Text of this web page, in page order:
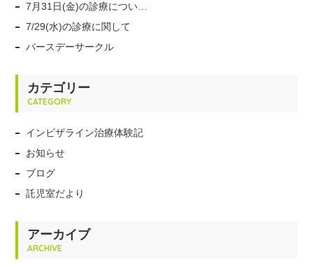
7月31日(金)の診療につい…
7/29(水)の診療に関して
バースデーサークル
カテゴリー
CATEGORY
インビザライン治療体験記
お知らせ
ブログ
託児室だより
アーカイブ
ARCHIVE